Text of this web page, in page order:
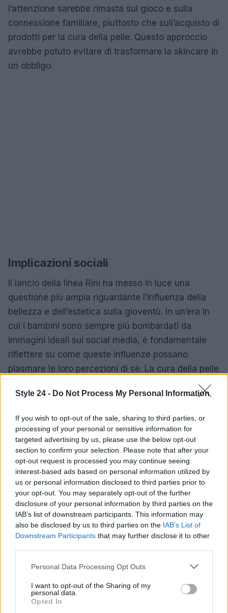
Style 24 - Do Not Process My Personal Information
If you wish to opt-out of the sale, sharing to third parties, or
processing of your personal or sensitive information for
targeted advertising by us, please use the below opt-out
section to confirm your selection. Please note that after your
opt-out request is processed you may continue seeing
interest-based ads based on personal information utilized by
us or personal information disclosed to third parties prior to
your opt-out. You may separately opt-out of the further
disclosure of your personal information by third parties on the
IAB’s list of downstream participants. This information may
also be disclosed by us to third parties on the IAB’s List of
Downstream Participants that may further disclose it to other
Please note that this website/app uses one or more Google
not limited to your visit or usage behaviour. You may click to
grant or deny consent to Google and its third-party tags to
use your data for below specified purposes in below Google
Personal Data Processing Opt Outs
I want to opt-out of the Sharing of my
personal data.
Opted In
l’attenzione sarebbe rimasta sul gioco e sulla
connessione familiare, piuttosto che sull’acquisto di
prodotti per la cura della pelle. Questo approccio
avrebbe potuto evitare di trasformare la skincare in
un obbligo.
Implicazioni sociali
Il lancio della linea Rini ha messo in luce una
questione più ampia riguardante l’influenza della
bellezza e dell’estetica sulla gioventù. In un’era in
cui i bambini sono sempre più bombardati da
immagini ideali sui social media, è fondamentale
riflettere su come queste influenze possano
plasmare le loro percezioni di sé. La cura della pelle
giocosa, piuttosto che diventare un impegno
Nonostante l’intenzione di Shay Mitchell di offrire
prodotti sicuri e divertenti, è essenziale valutare le
conseguenzea lungo termine di tali scelte per
l’infanzia e il benessere psicologico dei bambini.
Staff